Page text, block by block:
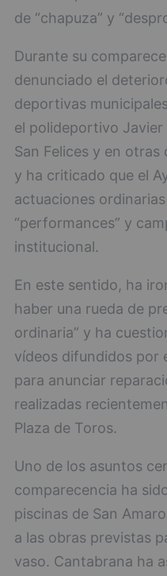
de “chapuza” y
Durante su
denunciado el
deportivas
el polideportivo Javier
San Felices y en
y ha criticado que el
actuaciones
“performances” y
institucional.
En este sentido, ha
haber una rueda de
ordinaria” y ha
vídeos difundidos por
para anunciar
realizadas
Plaza de Toros.
Uno de los asuntos
comparecencia ha
piscinas de San
a las obras previstas
vaso. Cantabrana ha